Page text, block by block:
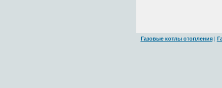
Газовые котлы отопления|